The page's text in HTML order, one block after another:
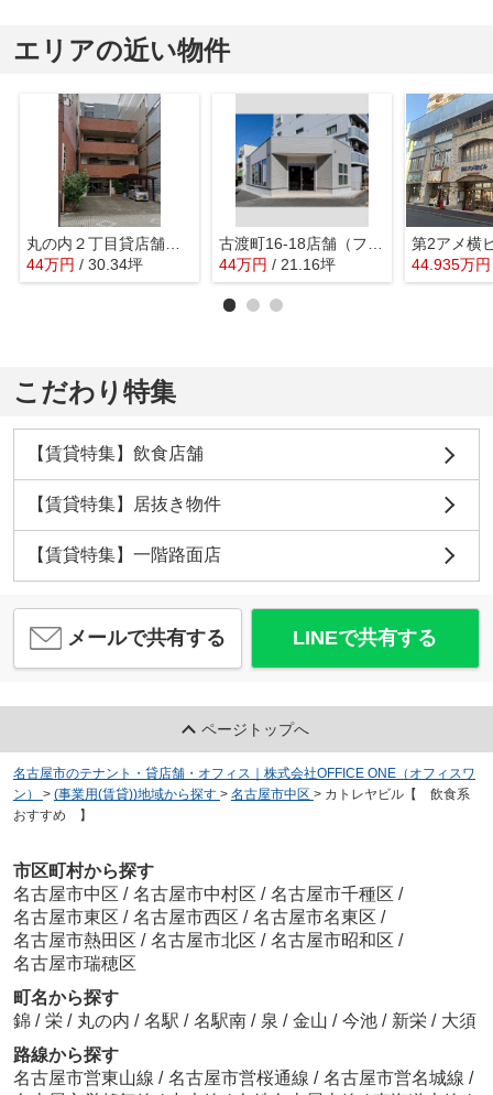
エリアの近い物件
丸の内２丁目貸店舗【 サロン系おすすめ 】
44万円 / 30.34坪
44万円 / 21.16坪 44.935万円
こだわり特集
【賃貸特集】飲食店舗
【賃貸特集】居抜き物件
【賃貸特集】一階路面店
メールで共有する LINEで共有する
ページトップへ
名古屋市のテナント・貸店舗・オフィス｜株式会社OFFICE ONE（オフィスワ
ン）
> (事業用(賃貸))地域から探す > 名古屋市中区 > カトレヤビル【 飲食系
おすすめ 】
市区町村から探す
名古屋市中区 / 名古屋市中村区 / 名古屋市千種区 /
名古屋市東区 / 名古屋市西区 / 名古屋市名東区 /
名古屋市熱田区 / 名古屋市北区 / 名古屋市昭和区 /
名古屋市瑞穂区
町名から探す
錦 / 栄 / 丸の内 / 名駅 / 名駅南 / 泉 / 金山 / 今池 / 新栄 / 大須
路線から探す
名古屋市営東山線 / 名古屋市営桜通線 / 名古屋市営名城線 /